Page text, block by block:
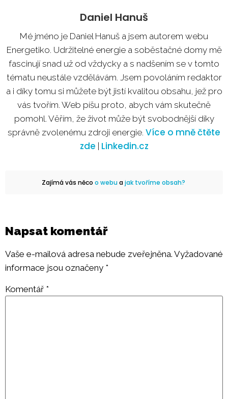
Daniel Hanuš
Mé jméno je Daniel Hanuš a jsem autorem webu
Energetiko. Udržitelné energie a soběstačné domy mě
fascinují snad už od vždycky a s nadšením se v tomto
tématu neustále vzdělávám. Jsem povoláním redaktor
a i díky tomu si můžete být jistí kvalitou obsahu, jež pro
vás tvořím. Web píšu proto, abych vám skutečně
pomohl. Věřím, že život může být svobodnější díky
správně zvolenému zdroji energie. Více o mně čtěte
zde Linkedin.cz
Zajímá vás něco o webuajak tvoříme obsah?
Napsat komentář
Vaše e-mailová adresa nebude zveřejněna. Vyžadované
informace jsou označeny *
Komentář *